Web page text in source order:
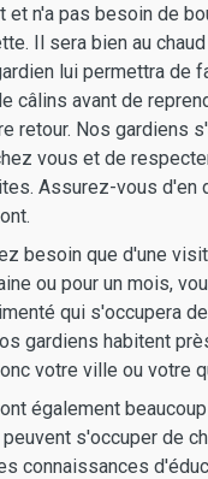
et n'a pas besoin de
Il sera bien au
lui permettra de
câlins avant de
retour. Nos gardiens
vous et de
Assurez-vous d'en
besoin que d'une
ou pour un mois,
qui s'occupera
gardiens habitent
votre ville ou votre
également
s'occuper de
connaissances